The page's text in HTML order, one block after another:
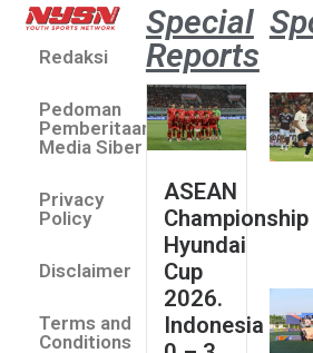
Redaksi
Pedoman
Pemberitaan
Media Siber
Privacy
Policy
Disclaimer
Terms and
Conditions
Special
Reports
ASEAN
Championship
Hyundai
Cup
2026.
Indonesia